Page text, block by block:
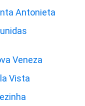
Antonieta
Veneza
Vista